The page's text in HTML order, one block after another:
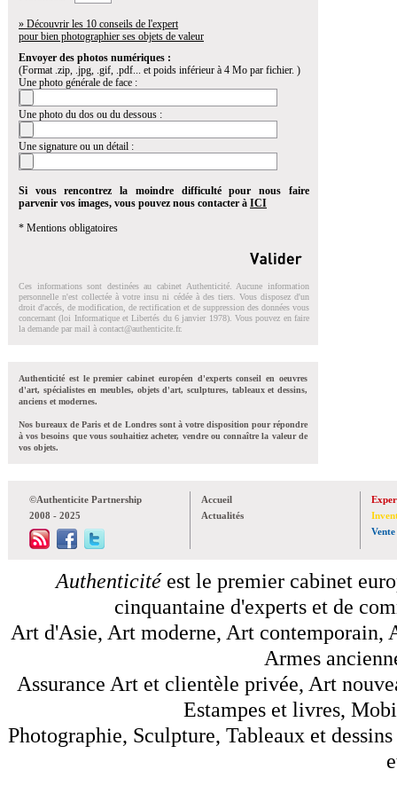
» Découvrir les 10 conseils de l'expert
pour bien photographier ses objets de valeur
Envoyer des photos numériques :
(Format .zip, .jpg, .gif, .pdf... et poids inférieur à 4 Mo par fichier. )
Une photo générale de face :
Une photo du dos ou du dessous :
Une signature ou un détail :
Si vous rencontrez la moindre difficulté pour nous faire
parvenir vos images, vous pouvez nous contacter à ICI
* Mentions obligatoires
Ces informations sont destinées au cabinet Authenticité. Aucune information
personnelle n'est collectée à votre insu ni cédée à des tiers. Vous disposez d'un
droit d'accés, de modification, de rectification et de suppression des données vous
concernant (loi Informatique et Libertés du 6 janvier 1978). Vous pouvez en faire
la demande par mail à contact@authenticite.fr.
Authenticité est le premier cabinet européen d'experts conseil en oeuvres
d'art, spécialistes en meubles, objets d'art, sculptures, tableaux et dessins,
anciens et modernes.
Nos bureaux de Paris et de Londres sont à votre disposition pour répondre
à vos besoins que vous souhaitiez acheter, vendre ou connaître la valeur de
vos objets.
©Authenticite Partnership
2008 - 2025
Accueil
Actualités
Vente
Authenticitéest le premier cabinet
cinquantaine d'experts et de
Art d'Asie, Art moderne, Art contemporain,
Armes
Assurance Art et clientèle privée, Art
Estampes et livres,
Photographie, Sculpture, Tableaux et